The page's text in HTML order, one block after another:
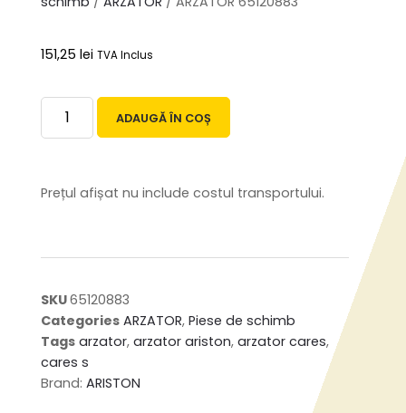
151,25 lei TVA Inclus
ADAUGĂ ÎN COȘ
Prețul afișat nu include costul transportului.
SKU65120883
Categories ARZATOR, Piese de schimb
Tags arzator, arzator ariston, arzator cares,
cares s
Brand: ARISTON